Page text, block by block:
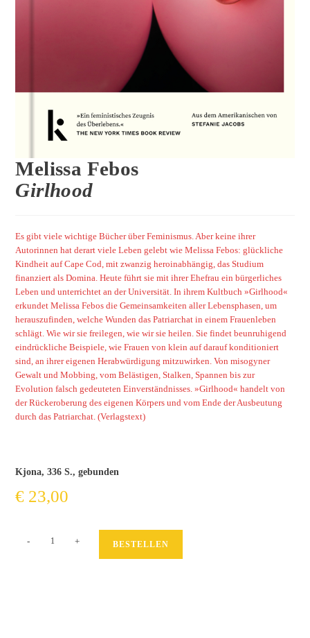
Melissa Febos
Girlhood
Es gibt viele wichtige Bücher über Feminismus. Aber keine ihrer
Autorinnen hat derart viele Leben gelebt wie Melissa Febos: glückliche
Kindheit auf Cape Cod, mit zwanzig heroinabhängig, das Studium
finanziert als Domina. Heute führt sie mit ihrer Ehefrau ein bürgerliches
Leben und unterrichtet an der Universität. In ihrem Kultbuch »Girlhood«
erkundet Melissa Febos die Gemeinsamkeiten aller Lebensphasen, um
herauszufinden, welche Wunden das Patriarchat in einem Frauenleben
schlägt. Wie wir sie freilegen, wie wir sie heilen. Sie findet beunruhigend
eindrückliche Beispiele, wie Frauen von klein auf darauf konditioniert
sind, an ihrer eigenen Herabwürdigung mitzuwirken. Von misogyner
Gewalt und Mobbing, vom Belästigen, Stalken, Spannen bis zur
Evolution falsch gedeuteten Einverständnisses. »Girlhood« handelt von
der Rückeroberung des eigenen Körpers und vom Ende der Ausbeutung
durch das Patriarchat . (Verlagstext)
Kjona, 336 S., gebunden
€ 23,00
- + BESTELLEN